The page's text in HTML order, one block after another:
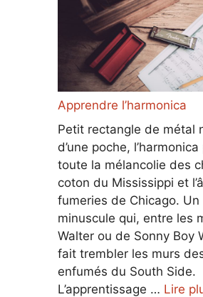
Apprendre l’harmonica
Petit rectangle de métal
d’une poche,
toute la mélancolie des
coton du Mississippi et
fumeries de Chicago.
minuscule qui, entre les
Walter ou de Sonny Boy
fait trembler les murs
enfumés du South Side.
L’apprentissage … Lire